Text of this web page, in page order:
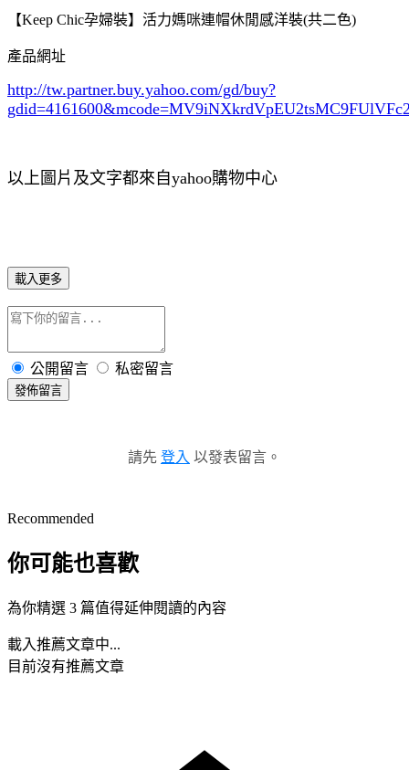
【Keep Chic孕婦裝】活力媽咪連帽休閒感洋裝(共二色)
產品網址
http://tw.partner.buy.yahoo.com/gd/buy?
gdid=4161600
以上圖片及文字都來自yahoo購物中心
載入更多
公開留言 私密留言
發佈留言
請先 登入 以發表留言。
Recommended
你可能也喜歡
為你精選 3 篇值得延伸閱讀的內容
載入推薦文章中...
目前沒有推薦文章